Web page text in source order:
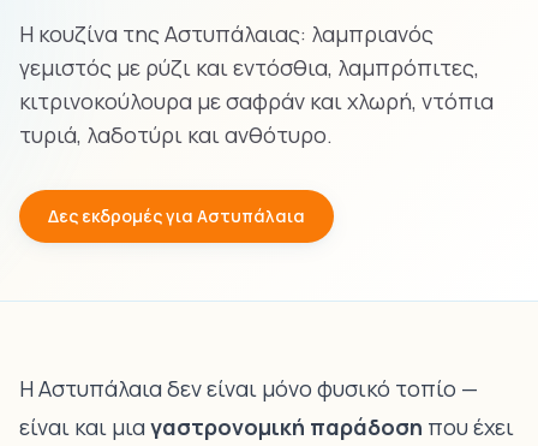
Η κουζίνα της Αστυπάλαιας: λαμπριανός
γεμιστός με ρύζι και εντόσθια, λαμπρόπιτες,
κιτρινοκούλουρα με σαφράν και χλωρή, ντόπια
τυριά, λαδοτύρι και ανθότυρο.
Δες εκδρομές για Αστυπάλαια
Η Αστυπάλαια δεν είναι μόνο φυσικό τοπίο —
είναι και μια γαστρονομική παράδοση που έχει